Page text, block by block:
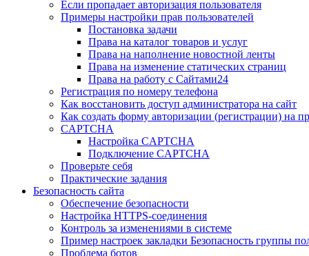
Если пропадает авторизация пользователя
Примеры настройки прав пользователей
Постановка задачи
Права на каталог товаров и услуг
Права на наполнение новостной ленты
Права на изменение статических страниц
Права на работу с Сайтами24
Регистрация по номеру телефона
Как восстановить доступ администратора на сайт
Как создать форму авторизации (регистрации) на
CAPTCHA
Настройка CAPTCHA
Подключение CAPTCHA
Проверьте себя
Практические задания
Безопасность сайта
Обеспечение безопасности
Настройка HTTPS-соединения
Контроль за изменениями в системе
Пример настроек закладки Безопасность группы
Проблема ботов